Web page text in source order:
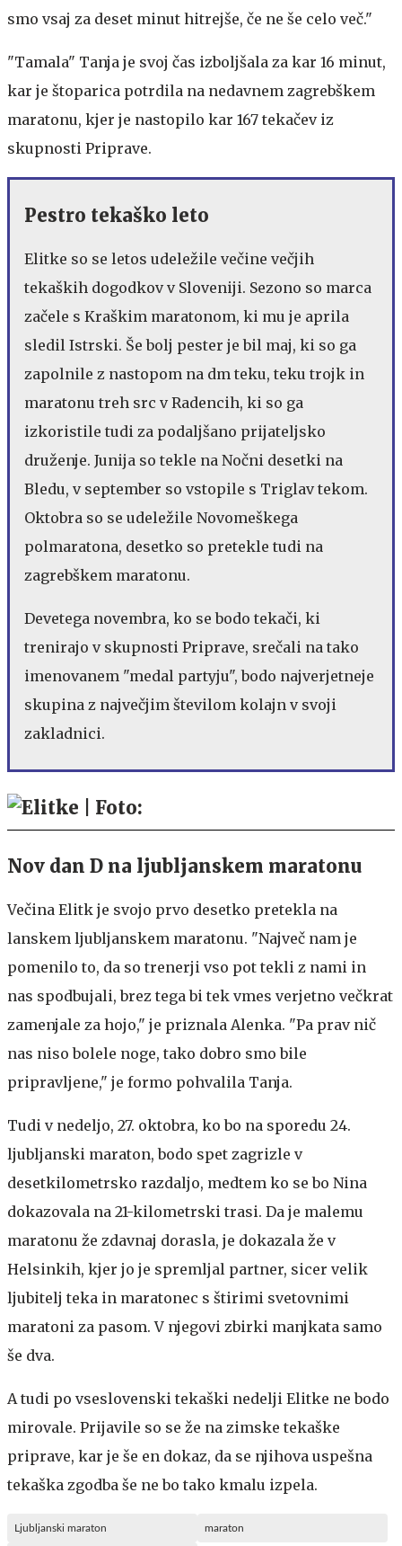
smo vsaj za deset minut hitrejše, če ne še celo več."
"Tamala" Tanja je svoj čas izboljšala za kar 16 minut,
kar je štoparica potrdila na nedavnem zagrebškem
maratonu, kjer je nastopilo kar 167 tekačev iz
skupnosti Priprave.
Pestro tekaško leto
Elitke so se letos udeležile večine večjih
tekaških dogodkov v Sloveniji. Sezono so marca
začele s Kraškim maratonom, ki mu je aprila
sledil Istrski. Še bolj pester je bil maj, ki so ga
zapolnile z nastopom na dm teku, teku trojk in
maratonu treh src v Radencih, ki so ga
izkoristile tudi za podaljšano prijateljsko
druženje. Junija so tekle na Nočni desetki na
Bledu, v september so vstopile s Triglav tekom.
Oktobra so se udeležile Novomeškega
polmaratona, desetko so pretekle tudi na
zagrebškem maratonu.
Devetega novembra, ko se bodo tekači, ki
trenirajo v skupnosti Priprave, srečali na tako
imenovanem "medal partyju", bodo najverjetneje
skupina z največjim številom kolajn v svoji
zakladnici.
Nov dan D na ljubljanskem maratonu
Večina Elitk je svojo prvo desetko pretekla na
lanskem ljubljanskem maratonu. "Največ nam je
pomenilo to, da so trenerji vso pot tekli z nami in
nas spodbujali, brez tega bi tek vmes verjetno večkrat
zamenjale za hojo," je priznala Alenka. "Pa prav nič
nas niso bolele noge, tako dobro smo bile
pripravljene," je formo pohvalila Tanja.
Tudi v nedeljo, 27. oktobra, ko bo na sporedu 24.
ljubljanski maraton, bodo spet zagrizle v
desetkilometrsko razdaljo, medtem ko se bo Nina
dokazovala na 21-kilometrski trasi. Da je malemu
maratonu že zdavnaj dorasla, je dokazala že v
Helsinkih, kjer jo je spremljal partner, sicer velik
ljubitelj teka in maratonec s štirimi svetovnimi
maratoni za pasom. V njegovi zbirki manjkata samo
še dva.
A tudi po vseslovenski tekaški nedelji Elitke ne bodo
mirovale. Prijavile so se že na zimske tekaške
priprave, kar je še en dokaz, da se njihova uspešna
tekaška zgodba še ne bo tako kmalu izpela.
Ljubljanski maraton maraton